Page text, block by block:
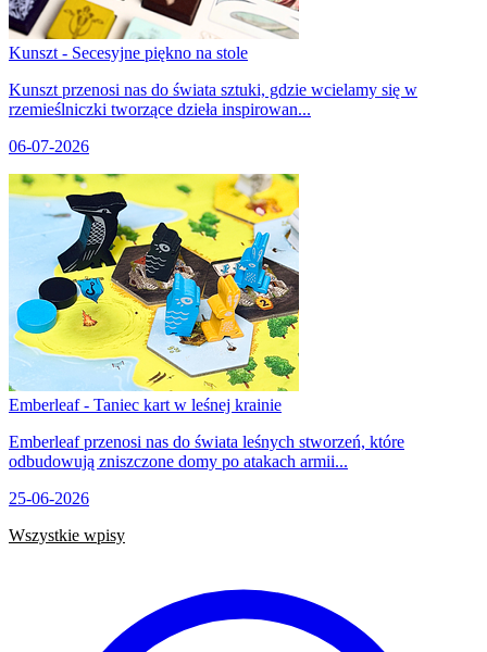
Kunszt - Secesyjne piękno na stole
Kunszt przenosi nas do świata sztuki, gdzie wcielamy się w
rzemieślniczki tworzące dzieła inspirowan...
06-07-2026
Emberleaf - Taniec kart w leśnej krainie
Emberleaf przenosi nas do świata leśnych stworzeń, które
odbudowują zniszczone domy po atakach armii...
25-06-2026
Wszystkie wpisy